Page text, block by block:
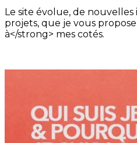
Le site évolue, de
projets, que je vous
à</strong> mes cotés.